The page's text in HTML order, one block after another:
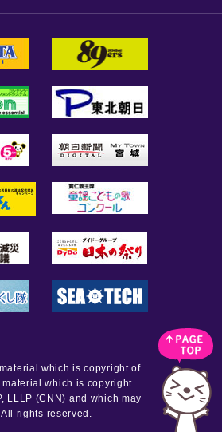
which is copyright of
which is copyright
LLLP (CNN) and which may
rights reserved.